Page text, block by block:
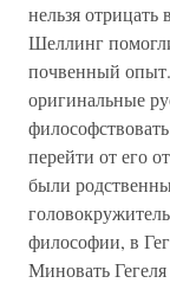
нельзя
Шеллинг
почвенный
оригинальные
перейти от его
были
философии, в
Миновать